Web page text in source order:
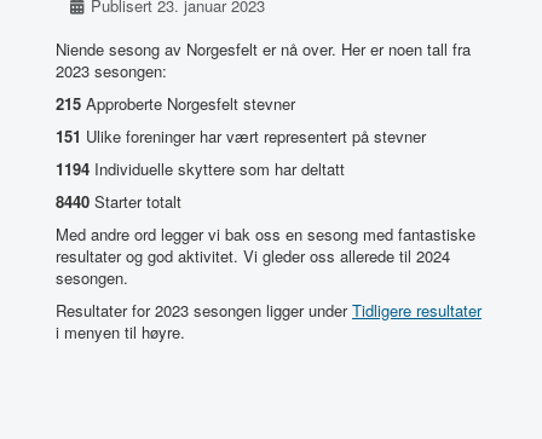
Publisert 23. januar 2023
Niende sesong av Norgesfelt er nå over. Her er noen tall fra
2023 sesongen:
215 Approberte Norgesfelt stevner
151 Ulike foreninger har vært representert på stevner
1194 Individuelle skyttere som har deltatt
8440 Starter totalt
Med andre ord legger vi bak oss en sesong med fantastiske
resultater og god aktivitet. Vi gleder oss allerede til 2024
sesongen.
Resultater for 2023 sesongen ligger underTidligere resultater
i menyen til høyre.